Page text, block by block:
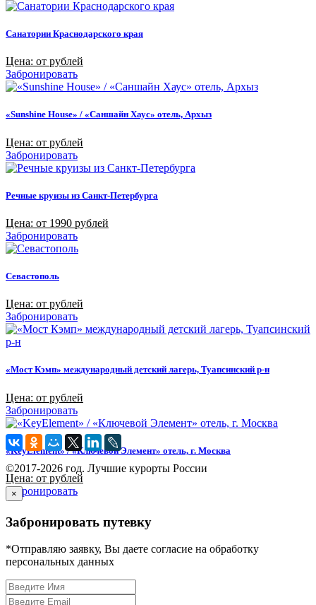
Санатории Краснодарского края
Цена: от рублей
Забронировать
«Sunshine House» / «Саншайн Хаус» отель, Архыз
Цена: от рублей
Забронировать
Речные круизы из Санкт-Петербурга
Цена: от 1990 рублей
Забронировать
Севастополь
Цена: от рублей
Забронировать
«Мост Кэмп» международный детский лагерь, Туапсинский р-н
Цена: от рублей
Забронировать
«KeyElement» / «Ключевой Элемент» отель, г. Москва
Цена: от рублей
Забронировать
©2017-2026 год. Лучшие курорты России
×
Забронировать путевку
*Отправляю заявку, Вы даете согласие на обработку
персональных данных